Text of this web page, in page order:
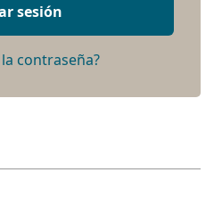
sesión
contraseña?